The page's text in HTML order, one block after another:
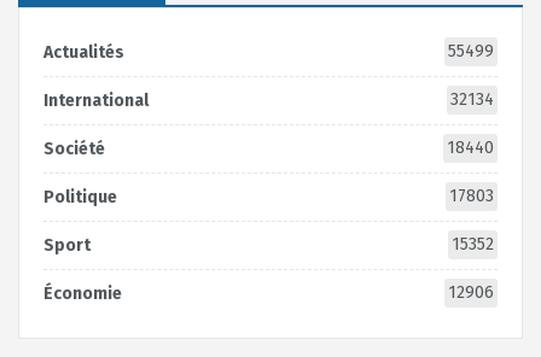
Actualités 55499
International 32134
Société 18440
Politique 17803
Sport 15352
Économie 12906